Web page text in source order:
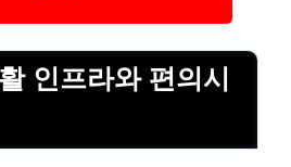
인프라와 편의시